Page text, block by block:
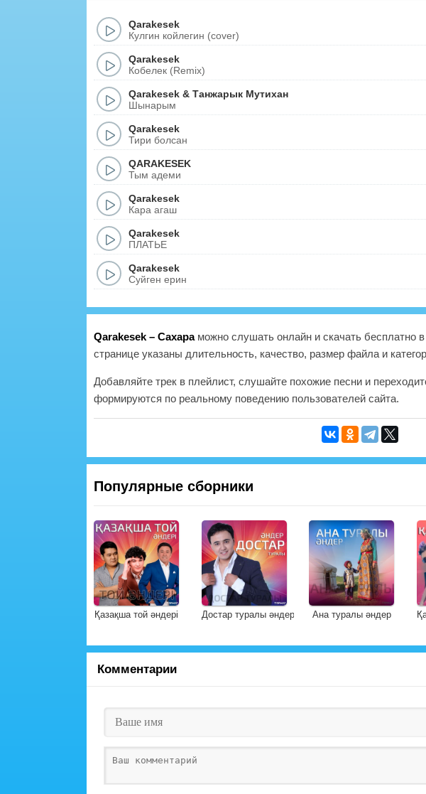
Qarakesek
Кулгин койлегин (cover)
Qarakesek
Кобелек (Remix)
Qarakesek & Танжарык Мутихан
Шынарым
Qarakesek
Тири болсан
QARAKESEK
Тым адеми
Qarakesek
Кара агаш
Qarakesek
ПЛАТЬЕ
Qarakesek
Суйген ерин
Qarakesek – Сахараможно слушать онлайн и скачать бесплатно
странице указаны длительность, качество, размер файла и
Добавляйте трек в плейлист, слушайте похожие песни и
формируются по реальному поведению пользователей сайта.
Популярные сборники
Қазақша той әндері Достар туралы әндер Ана туралы әндер
Комментарии